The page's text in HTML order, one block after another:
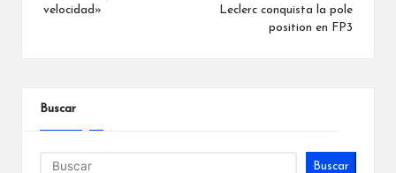
velocidad»
Leclerc conquista la pole
position en FP3
Buscar
Buscar